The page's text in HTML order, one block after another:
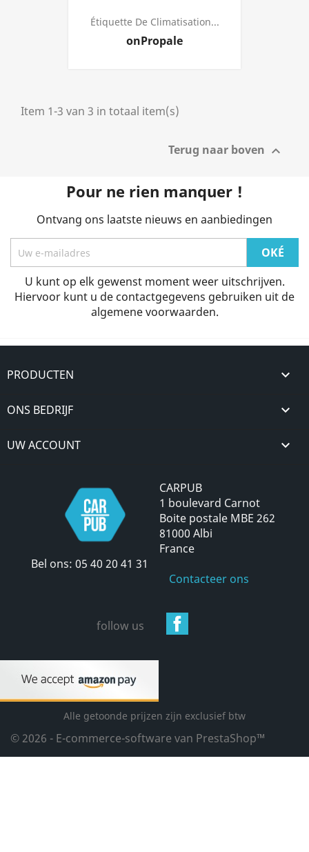
Étiquette De Climatisation...
Prijs
onPropale
Item 1-3 van 3 in totaal item(s)
Terug naar boven 
Pour ne rien manquer !
Ontvang ons laatste nieuws en aanbiedingen
U kunt op elk gewenst moment weer uitschrijven.
Hiervoor kunt u de contactgegevens gebruiken uit de
algemene voorwaarden.
PRODUCTEN 
ONS BEDRIJF 
UW ACCOUNT 
CARPUB
1 boulevard Carnot
Boite postale MBE 262
81000 Albi
France
Bel ons: 05 40 20 41 31
Contacteer ons
follow us
Alle getoonde prijzen zijn exclusief btw
© 2026 - E-commerce-software van PrestaShop™